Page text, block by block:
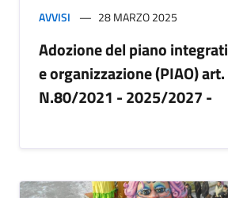
AVVISI 28 MARZO 2025
Adozione del piano
e organizzazione (PIAO) art.
N.80/2021 - 2025/2027 -